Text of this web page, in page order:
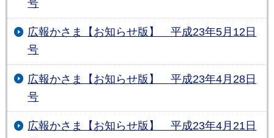
号
広報かさま【お知らせ版】 平成23年5月12日
号
広報かさま【お知らせ版】 平成23年4月28日
号
広報かさま【お知らせ版】 平成23年4月21日